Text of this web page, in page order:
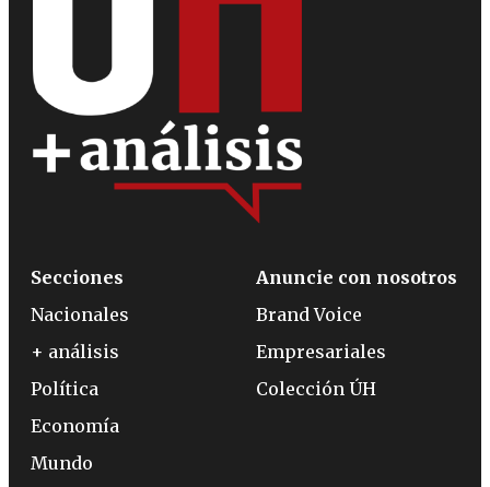
Secciones
Nacionales
+ análisis
Política
Economía
Mundo
Anuncie con nosotros
Brand Voice
Empresariales
Colección ÚH